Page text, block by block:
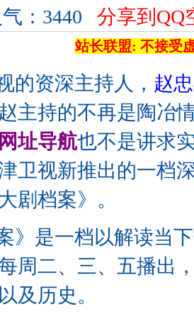
气：3440 分享到QQ
站长联盟: 不接受
的资深主持人， 赵
主持的不再是陶冶
址导航也不是讲求
卫视新推出的一档
剧档案》。
》是一档以解读当
周二、三、五播出
及历史。